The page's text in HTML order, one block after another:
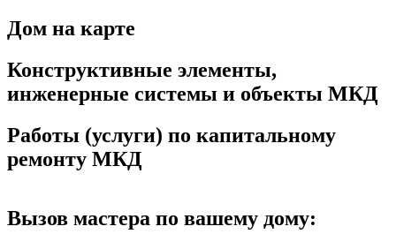
Дом на карте
Конструктивные элементы,
инженерные системы и объекты МКД
Работы (услуги) по капитальному
ремонту МКД
Вызов мастера по вашему дому: